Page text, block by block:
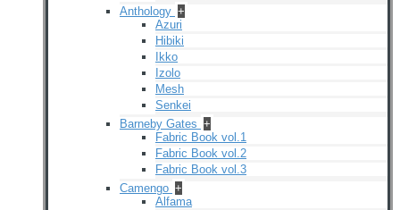
Anthology +
Azuri
Hibiki
Ikko
Izolo
Mesh
Senkei
Barneby Gates +
Fabric Book vol.1
Fabric Book vol.2
Fabric Book vol.3
Camengo +
Alfama